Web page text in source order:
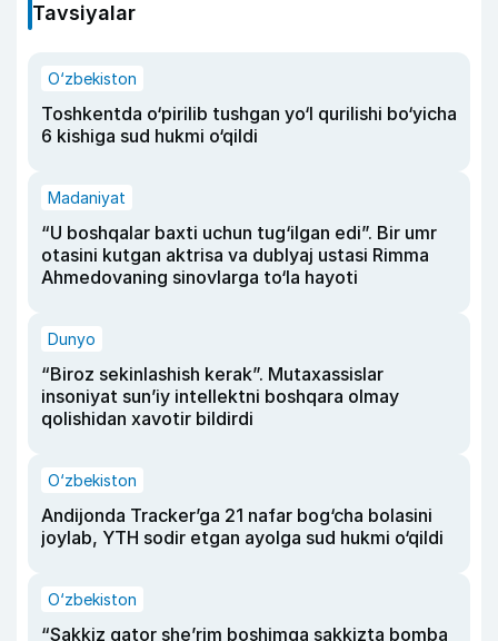
Tavsiyalar
O‘zbekiston
Toshkentda o‘pirilib tushgan yo‘l qurilishi bo‘yicha
6 kishiga sud hukmi o‘qildi
Madaniyat
“U boshqalar baxti uchun tug‘ilgan edi”. Bir umr
otasini kutgan aktrisa va dublyaj ustasi Rimma
Ahmedovaning sinovlarga to‘la hayoti
Dunyo
“Biroz sekinlashish kerak”. Mutaxassislar
insoniyat sun’iy intellektni boshqara olmay
qolishidan xavotir bildirdi
O‘zbekiston
Andijonda Tracker’ga 21 nafar bog‘cha bolasini
joylab, YTH sodir etgan ayolga sud hukmi o‘qildi
O‘zbekiston
“Sakkiz qator she’rim boshimga sakkizta bomba